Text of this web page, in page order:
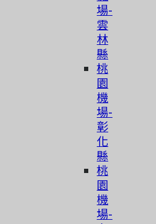
場-
雲
林
縣
桃
園
機
場-
彰
化
縣
桃
園
機
場-